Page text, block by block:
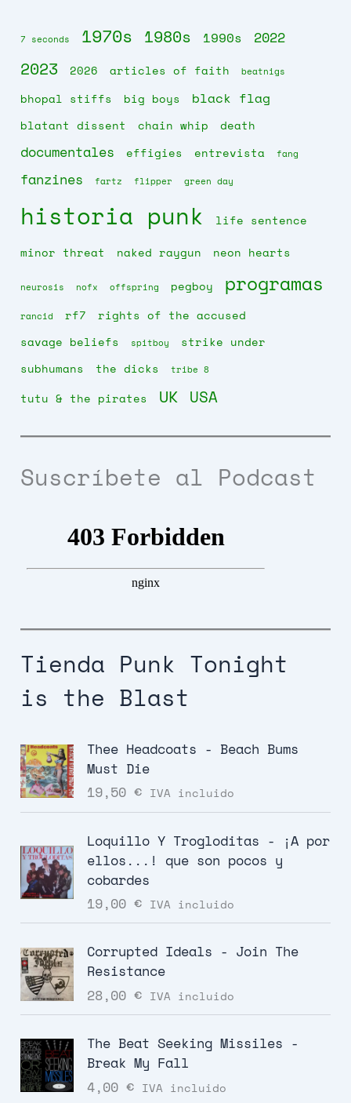
7 seconds 1970s 1980s 1990s 2022
2023 2026 articles of faith beatnigs
bhopal stiffs big boys black flag
blatant dissent chain whip death
documentales effigies entrevista fang
fanzines fartz flipper green day
historia punk life sentence
minor threat naked raygun neon hearts
neurosis nofx offspring pegboy programas
rancid rf7
rights of the accused
savage beliefs
spitboy
strike under
subhumans
the dicks tribe 8
tutu & the pirates UK USA
Suscríbete al Podcast
Tienda Punk Tonight
is the Blast
Thee Headcoats - Beach Bums
Must Die
19,50€ IVA incluido
Loquillo Y Trogloditas - ¡A por
ellos...! que son pocos y
cobardes
19,00€ IVA incluido
Corrupted Ideals - Join The
Resistance
28,00€ IVA incluido
The Beat Seeking Missiles -
Break My Fall
4,00€ IVA incluido